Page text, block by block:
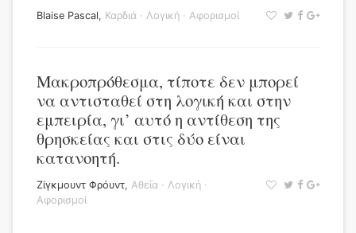
Blaise Pascal, Καρδιά · Λογική · Αφορισμοί
Μακροπρόθεσμα, τίποτε δεν μπορεί
να αντισταθεί στη λογική και στην
εμπειρία, γι’ αυτό η αντίθεση της
θρησκείας και στις δύο είναι
κατανοητή.
Ζίγκμουντ Φρόυντ, Αθεΐα · Λογική ·
Αφορισμοί